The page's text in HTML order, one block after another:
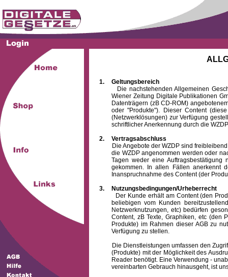
1.
Geltungsbereich
Die nachstehenden Allgemeinen
Wiener Zeitung Digitale Publikationen
Datenträgern (zB CD-ROM)
oder "Produkte"). Dieser Content
(Netzwerklösungen) zur Verfügung
schriftlicher Anerkennung durch die
2.
Vertragsabschluss
Die Angebote der WZDP sind freibleibend.
die WZDP angenommen werden oder
Tagen weder eine
gekommen. In allen Fällen anerkennt
Inanspruchnahme des Content (der
3.
Nutzungsbedingungen/Urheberrecht
Der Kunde erhält am Content (den
beliebigen vom Kunden
Netzwerknutzungen, etc) bedürfen
Content, zB Texte, Graphiken, etc (den
Produkte) im Rahmen dieser AGB zu
Verfügung zu stellen.
Die Dienstleistungen umfassen den Zugriff
(Produkte) mit der Möglichkeit des
Reader benötigt. Eine Verwendung -
vereinbarten Gebrauch hinausgeht, ist